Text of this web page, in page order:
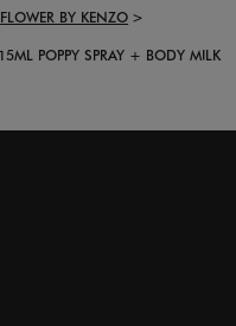
FLOWER BY KENZO
POPPY SPRAY + BODY MILK